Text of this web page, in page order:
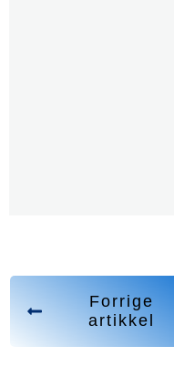
Forrige
artikkel